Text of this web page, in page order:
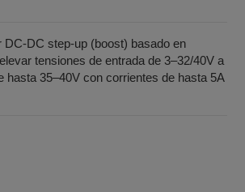
step‑up (boost) basado en
tensiones de entrada de 3–32/40V a
hasta 35–40V con corrientes de hasta 5A